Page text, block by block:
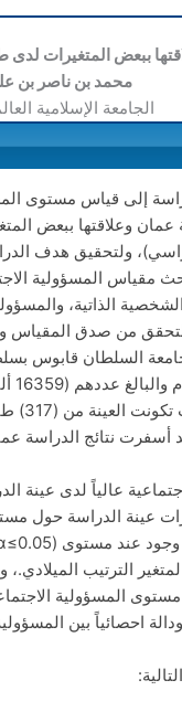
ببعض المتغيرات
محمد بن ناصر بن
الجامعة الإسلامية
إلى قياس مستوى
وعلاقتها ببعض
ولتحقيق هدف
الذاتية،
من صدق المقياس
السلطان قابوس
نتائج الدراسة
عالياً لدى عينة
عينة الدراسة حول
عند مستوى (0.05≥
الترتيب
المسؤولية
احصائياً بين